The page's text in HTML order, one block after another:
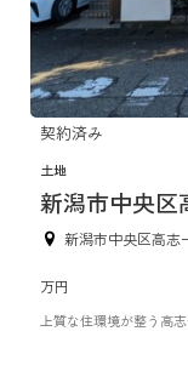
契約済み
土地
新潟市中央
新潟市中央区高志
万円
上質な住環境が整う高